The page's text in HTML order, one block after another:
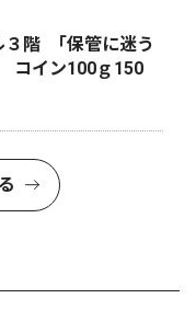
３階 ｢保管に迷う
コイン100ｇ150